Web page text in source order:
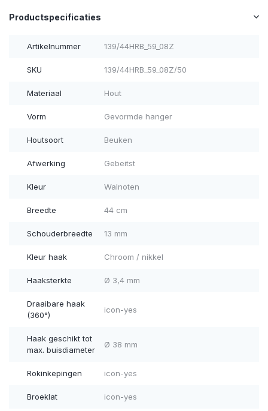
Productspecificaties
Artikelnummer 139/44HRB_59_08Z
SKU 139/44HRB_59_08Z/50
Materiaal Hout
Vorm Gevormde hanger
Houtsoort Beuken
Afwerking Gebeitst
Kleur Walnoten
Breedte 44 cm
Schouderbreedte 13 mm
Kleur haak Chroom / nikkel
Haaksterkte Ø 3,4 mm
Draaibare haak
(360°)
icon-yes
Haak geschikt tot
max. buisdiameter
Ø 38 mm
Rokinkepingen icon-yes
Broeklat icon-yes